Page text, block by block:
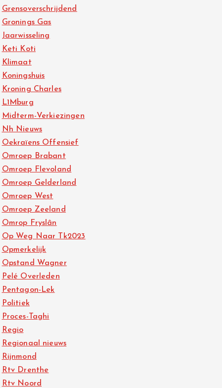
Grensoverschrijdend
Gronings Gas
Jaarwisseling
Keti Koti
Klimaat
Koningshuis
Kroning Charles
L1Mburg
Midterm-Verkiezingen
Nh Nieuws
Oekraïens Offensief
Omroep Brabant
Omroep Flevoland
Omroep Gelderland
Omroep West
Omroep Zeeland
Omrop Fryslân
Op Weg Naar Tk2023
Opmerkelijk
Opstand Wagner
Pelé Overleden
Pentagon-Lek
Politiek
Proces-Taghi
Regio
Regionaal nieuws
Rijnmond
Rtv Drenthe
Rtv Noord